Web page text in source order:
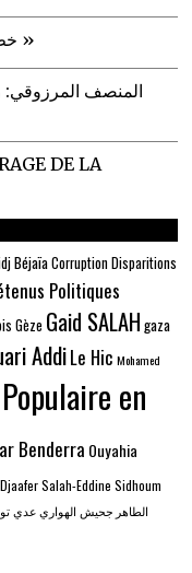
خط وهمي » يفصل بين الحياة والموت »
المنصف المرزوقي:
DE LA
BéjaïaCorruption Disparitions
Politiques
Gèze Gaid SALAH gaza
AddiLe Hic Mohamed
en
Benderra Ouyahia
Salah-Eddine Sidhoum
الطاهر جحيش الهواري عدي